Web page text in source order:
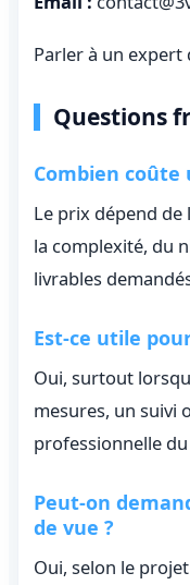
Parler à un expert
Questions
Combien coûte
Le prix dépend de
la complexité, du
livrables
Est-ce utile
Oui, surtout
mesures, un suivi
professionnelle
Peut-on
de vue ?
Oui, selon le